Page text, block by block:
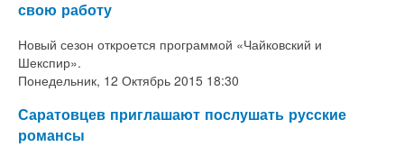
свою работу
Новый сезон откроется программой «Чайковский и
Шекспир».
Понедельник, 12 Октябрь 2015 18:30
Саратовцев приглашают послушать русские
романсы